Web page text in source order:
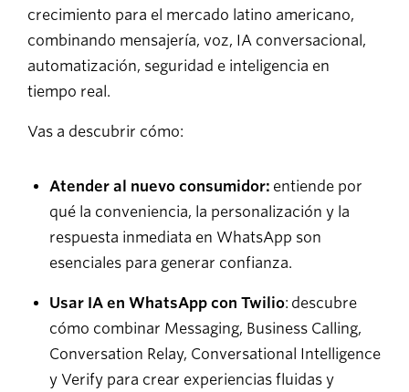
crecimiento para el mercado latino americano,
combinando mensajería, voz, IA conversacional,
automatización, seguridad e inteligencia en
tiempo real.
Vas a descubrir cómo:
Atender al nuevo consumidor: entiende por
qué la conveniencia, la personalización y la
respuesta inmediata en WhatsApp son
esenciales para generar confianza.
Usar IA en WhatsApp con Twilio: descubre
cómo combinar Messaging, Business Calling,
Conversation Relay, Conversational Intelligence
y Verify para crear experiencias fluidas y